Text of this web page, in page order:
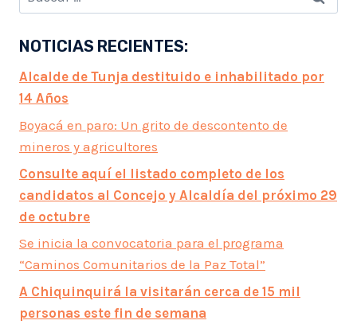
NOTICIAS RECIENTES:
Alcalde de Tunja destituido e inhabilitado por
14 Años
Boyacá en paro: Un grito de descontento de
mineros y agricultores
Consulte aquí el listado completo de los
candidatos al Concejo y Alcaldía del próximo 29
de octubre
Se inicia la convocatoria para el programa
“Caminos Comunitarios de la Paz Total”
A Chiquinquirá la visitarán cerca de 15 mil
personas este fin de semana